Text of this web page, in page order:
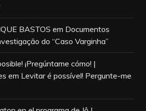
BASTOS em Documentos
do “Caso Varginha”
¡Pregúntame cómo! |
em Levitar é possível! Pergunte-me